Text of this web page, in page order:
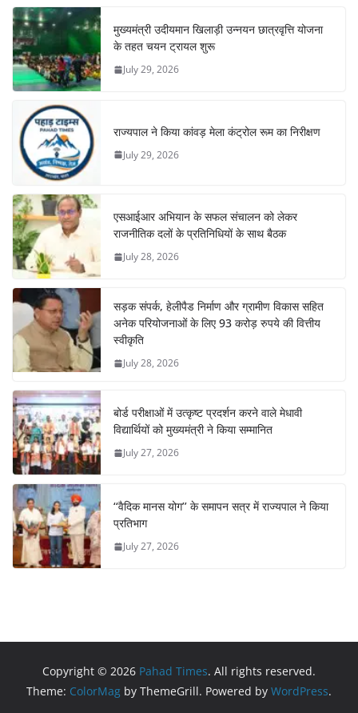
मुख्यमंत्री उदीयमान खिलाड़ी उन्नयन छात्रवृत्ति योजना
के तहत चयन ट्रायल शुरू
July 29, 2026
राज्यपाल ने किया कांवड़ मेला कंट्रोल रूम का निरीक्षण
July 29, 2026
एसआईआर अभियान के सफल संचालन को लेकर
राजनीतिक दलों के प्रतिनिधियों के साथ बैठक
July 28, 2026
सड़क संपर्क, हेलीपैड निर्माण और ग्रामीण विकास सहित
अनेक परियोजनाओं के लिए 93 करोड़ रुपये की वित्तीय
स्वीकृति
July 28, 2026
बोर्ड परीक्षाओं में उत्कृष्ट प्रदर्शन करने वाले मेधावी
विद्यार्थियों को मुख्यमंत्री ने किया सम्मानित
July 27, 2026
‘‘वैदिक मानस योग’’ के समापन सत्र में राज्यपाल ने किया
प्रतिभाग
July 27, 2026
Copyright © 2026 Pahad Times. All rights reserved.
Theme: ColorMag by ThemeGrill. Powered by WordPress.